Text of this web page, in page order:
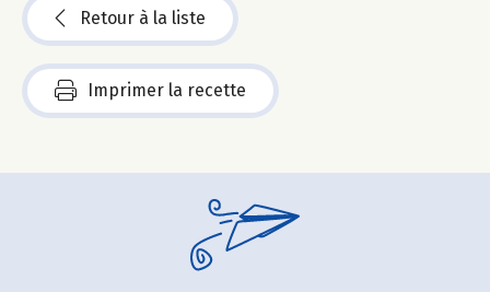
Retour à la liste
Imprimer la recette